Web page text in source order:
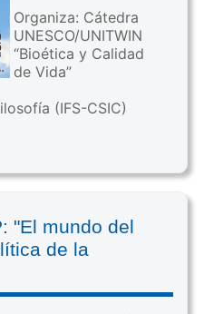
Organiza: Cátedra
UNESCO/UNITWIN
“Bioética y Calidad
de Vida”
(IFS-CSIC)
"El mundo del
de la